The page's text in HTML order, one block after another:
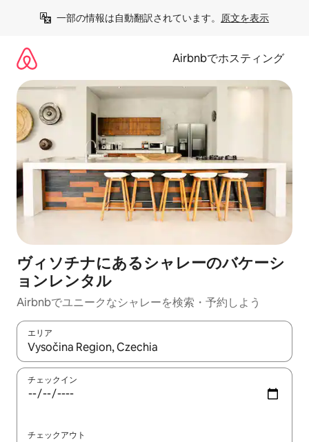
一部の情報は自動翻訳されています。 原文を表示
Airbnbでホスティング
ヴィソチナにあるシャレーのバケーシ
ョンレンタル
Airbnbでユニークなシャレーを検索・予約しよう
エリア
検索結果が表示されたら、上下の矢印キーを使って移動するか
チェックイン
チェックアウト